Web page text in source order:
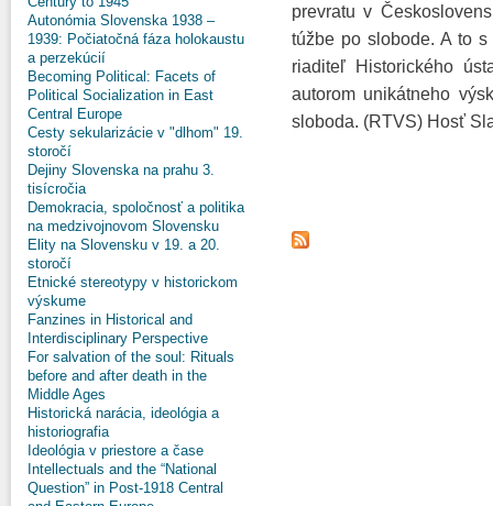
Autonómia Slovenska 1938 –
1939: Počiatočná fáza holokaustu
a perzekúcií
Becoming Political: Facets of
Political Socialization in East
Central Europe
Cesty sekularizácie v "dlhom" 19.
storočí
Dejiny Slovenska na prahu 3.
tisícročia
Demokracia, spoločnosť a politika
na medzivojnovom Slovensku
Elity na Slovensku v 19. a 20.
storočí
Etnické stereotypy v historickom
výskume
Fanzines in Historical and
Interdisciplinary Perspective
For salvation of the soul: Rituals
before and after death in the
Middle Ages
Historická narácia, ideológia a
historiografia
Ideológia v priestore a čase
Intellectuals and the “National
Question” in Post-1918 Central
prevratu v
túžbe po slobode. A to
riaditeľ Historického
autorom unikátneho
sloboda. (RTVS) Hosť